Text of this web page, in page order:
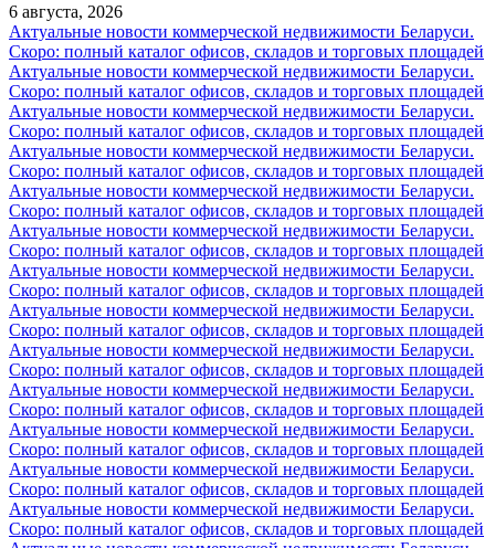
6 августа, 2026
Актуальные новости коммерческой недвижимости Беларуси.
Скоро: полный каталог офисов, складов и торговых площадей
Актуальные новости коммерческой недвижимости Беларуси.
Скоро: полный каталог офисов, складов и торговых площадей
Актуальные новости коммерческой недвижимости Беларуси.
Скоро: полный каталог офисов, складов и торговых площадей
Актуальные новости коммерческой недвижимости Беларуси.
Скоро: полный каталог офисов, складов и торговых площадей
Актуальные новости коммерческой недвижимости Беларуси.
Скоро: полный каталог офисов, складов и торговых площадей
Актуальные новости коммерческой недвижимости Беларуси.
Скоро: полный каталог офисов, складов и торговых площадей
Актуальные новости коммерческой недвижимости Беларуси.
Скоро: полный каталог офисов, складов и торговых площадей
Актуальные новости коммерческой недвижимости Беларуси.
Скоро: полный каталог офисов, складов и торговых площадей
Актуальные новости коммерческой недвижимости Беларуси.
Скоро: полный каталог офисов, складов и торговых площадей
Актуальные новости коммерческой недвижимости Беларуси.
Скоро: полный каталог офисов, складов и торговых площадей
Актуальные новости коммерческой недвижимости Беларуси.
Скоро: полный каталог офисов, складов и торговых площадей
Актуальные новости коммерческой недвижимости Беларуси.
Скоро: полный каталог офисов, складов и торговых площадей
Актуальные новости коммерческой недвижимости Беларуси.
Скоро: полный каталог офисов, складов и торговых площадей